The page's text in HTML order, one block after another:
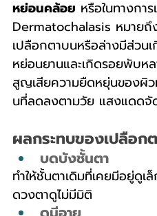
หย่อนคล้อย หรือในทางกา
Dermatochalasis หมายถึ
เปลือกตาบนหรือล่างมีส่วน
หย่อนยานและเกิดรอยพับห
สูญเสียความยืดหยุ่นของผิว
นที่ลดลงตามวัย แสงแดดจั
ผลกระทบของเปลือก
บดบังชั้นตา
ทำให้ชั้นตาเดิมที่เคยมีอยู่ดูเ
ดวงตาดูไม่มีมิติ